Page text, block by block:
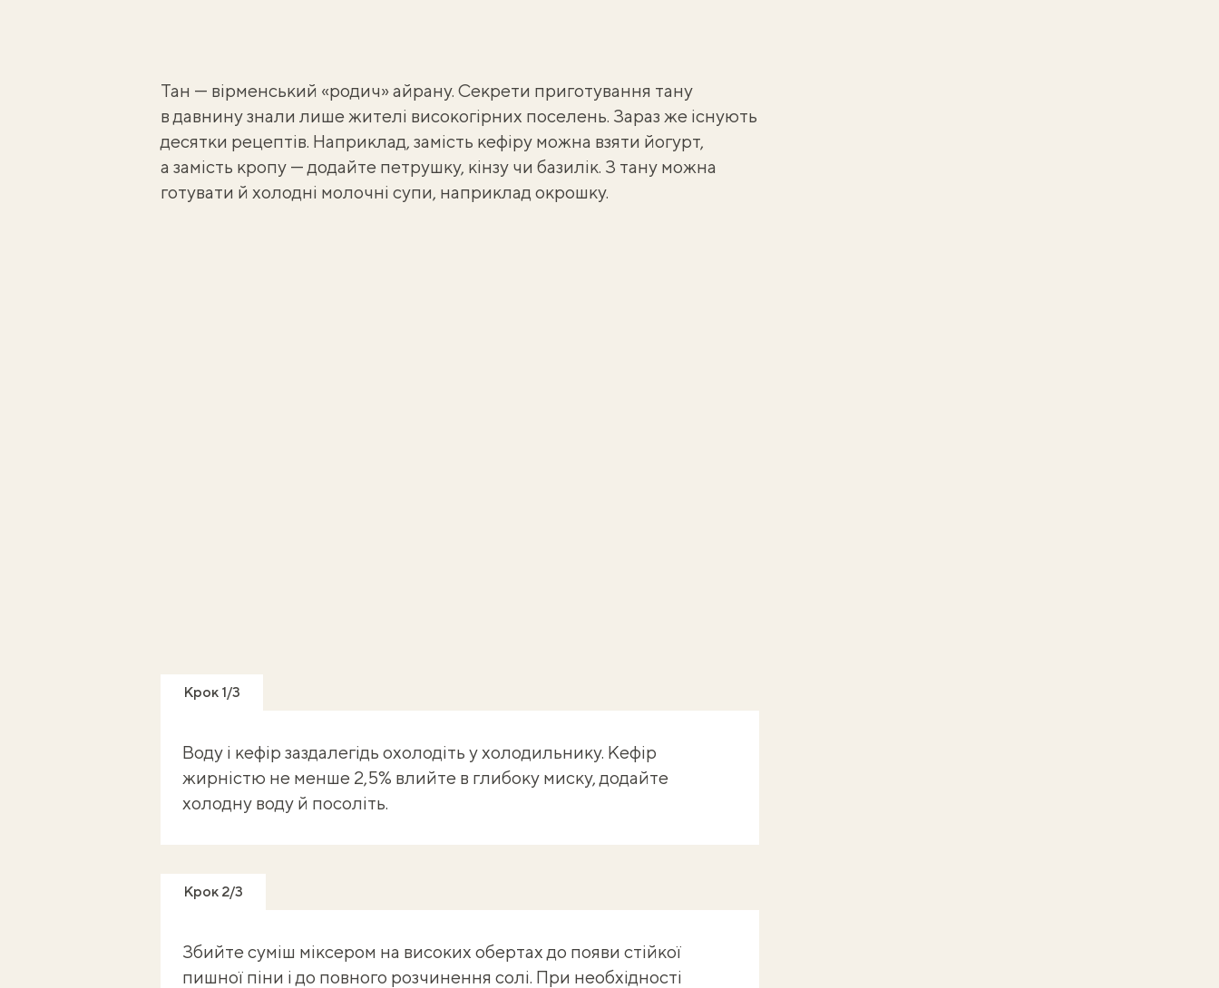
Тан — вірменський «родич» айрану. Секрети приготування тану
в давнину знали лише жителі високогірних поселень. Зараз же існують
десятки рецептів. Наприклад, замість кефіру можна взяти йогурт,
а замість кропу — додайте петрушку, кінзу чи базилік. З тану можна
готувати й холодні молочні супи, наприклад окрошку.
Крок 1/3
Воду і кефір заздалегідь охолодіть у холодильнику. Кефір
жирністю не менше 2,5% влийте в глибоку миску, додайте
холодну воду й посоліть.
Крок 2/3
Збийте суміш міксером на високих обертах до появи стійкої
пишної піни і до повного розчинення солі. При необхідності